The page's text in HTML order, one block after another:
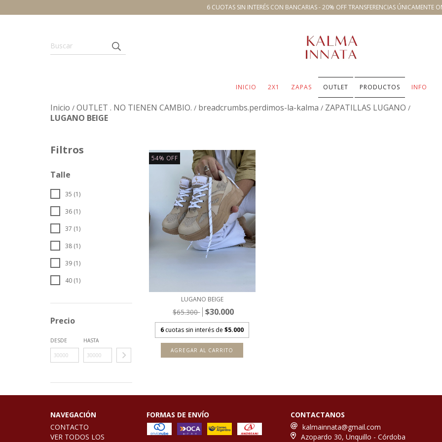
6 CUOTAS SIN INTERÉS CON BANCARIAS - 20% OFF TRANSFERENCIAS ÚNICAMENTE
INICIO 2X1 ZAPAS OUTLET PRODUCTOS INFO
Inicio / OUTLET . NO TIENEN CAMBIO. / breadcrumbs.perdimos-la-kalma / ZAPATILLAS LUGANO /
LUGANO BEIGE
Filtros
Talle
35 (1)
36 (1)
37 (1)
38 (1)
39 (1)
40 (1)
Precio
DESDE HASTA
54% OFF
LUGANO BEIGE
$65.300 $30.000
6 cuotas sin interés de$5.000
AGREGAR AL CARRITO
NAVEGACIÓN
CONTACTO
VER TODOS LOS
FORMAS DE ENVÍO
CONTACTANOS
kalmainnata@gmail.com
Azopardo 30, Unquillo - Córdoba